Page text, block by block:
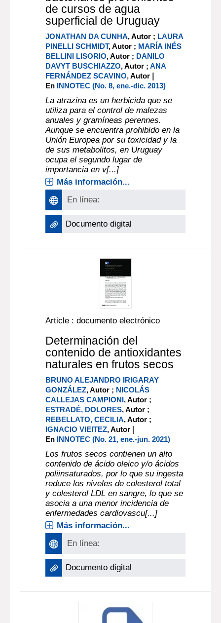
de cursos de agua
superficial de Uruguay
JONATHAN DA CUNHA, Autor ; LAURA
PINELLI SCHMIDT, Autor ; MARÍA INÉS
BELLINI LISORIO, Autor ; DANILO
DAVYT BUSCHIAZZO, Autor ;ANA
FERNÁNDEZ SCAVINO, Autor |
En INNOTEC (No. 8, ene.-dic. 2013)
La atrazina es un herbicida que se
utiliza para el control de malezas
anuales y gramíneas perennes.
Aunque se encuentra prohibido en la
Unión Europea por su toxicidad y la
de sus metabolitos, en Uruguay
ocupa el segundo lugar de
importancia en v[...]
Más información...
En línea:
Documento digital
Article : documento electrónico
Determinación del
contenido de antioxidantes
naturales en frutos secos
BRUNO ALEJANDRO IRIGARAY
GONZÁLEZ, Autor ; NICOLÁS
CALLEJAS CAMPIONI, Autor ;
ESTRADÉ, DOLORES, Autor ;
REBELLATO, CECILIA, Autor ;
IGNACIO VIEITEZ, Autor |
En INNOTEC (No. 21, ene.-jun. 2021)
Los frutos secos contienen un alto
contenido de ácido oleico y/o ácidos
poliinsaturados, por lo que su ingesta
reduce los niveles de colesterol total
y colesterol LDL en sangre, lo que se
asocia a una menor incidencia de
enfermedades cardiovascu[...]
Más información...
En línea:
Documento digital